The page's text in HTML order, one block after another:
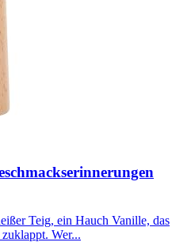
Teig, ein Hauch Vanille, das
Wer...